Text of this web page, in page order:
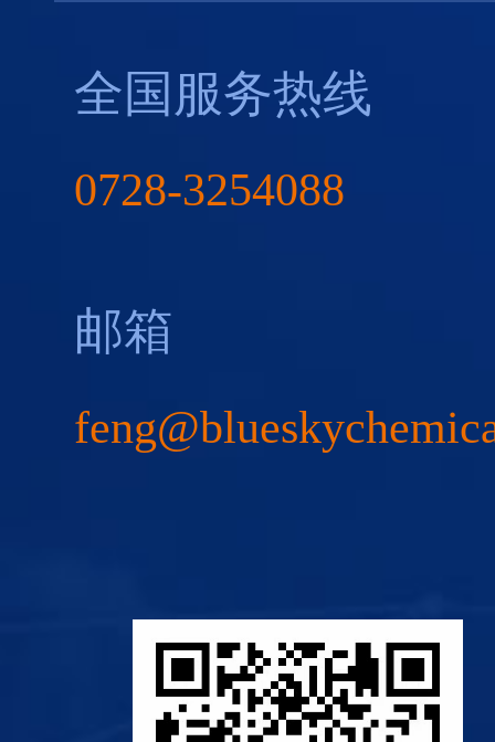
全国服务热线
0728-3254088
邮箱